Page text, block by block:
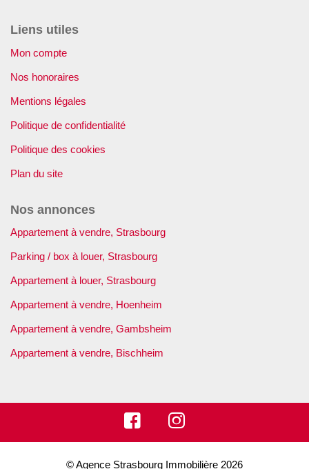
Liens utiles
Mon compte
Nos honoraires
Mentions légales
Politique de confidentialité
Politique des cookies
Plan du site
Nos annonces
Appartement à vendre, Strasbourg
Parking / box à louer, Strasbourg
Appartement à louer, Strasbourg
Appartement à vendre, Hoenheim
Appartement à vendre, Gambsheim
Appartement à vendre, Bischheim
© Agence Strasbourg Immobilière 2026